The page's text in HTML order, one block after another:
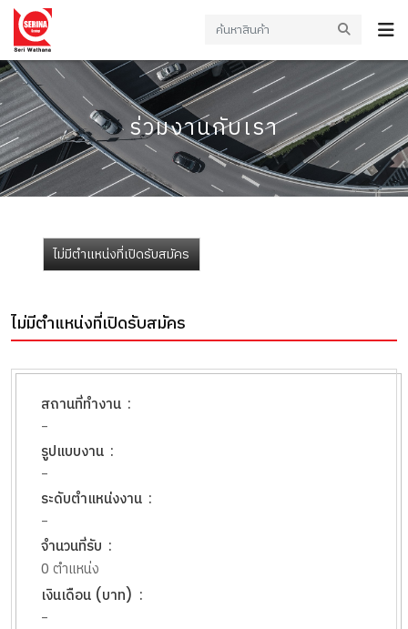
ร่วมงานกับเรา
ไม่มีตำแหน่งที่เปิดรับสมัคร
ไม่มีตำแหน่งที่เปิดรับสมัคร
สถานที่ทำงาน
-
รูปแบบงาน
-
ระดับตำแหน่งงาน
-
จำนวนที่รับ
0 ตำแหน่ง
เงินเดือน (บาท)
-